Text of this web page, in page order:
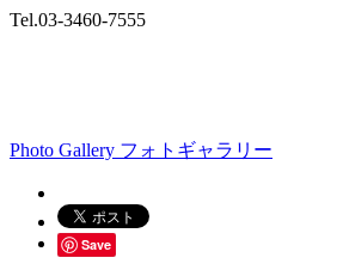
Tel.03-3460-7555
Photo Gallery フォトギャラリー
Save